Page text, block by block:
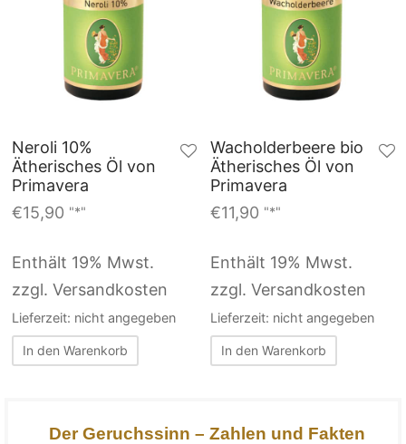
Neroli 10%
Ätherisches Öl von
Primavera
€15,90 "*"
Enthält 19% Mwst.
zzgl. Versandkosten
Lieferzeit: nicht angegeben
In den Warenkorb
Wacholderbeere bio
Ätherisches Öl von
Primavera
€11,90 "*"
Enthält 19% Mwst.
zzgl. Versandkosten
Lieferzeit: nicht angegeben
In den Warenkorb
Der Geruchssinn – Zahlen und Fakten